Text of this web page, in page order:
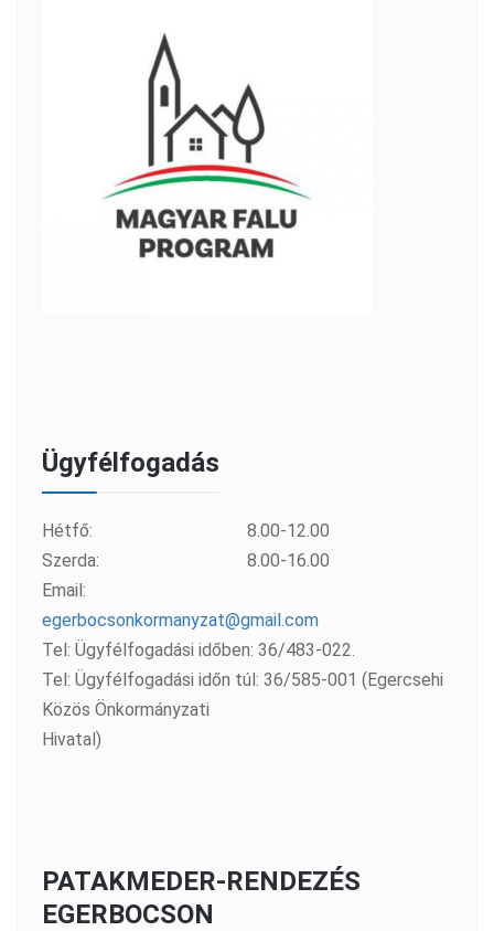
Ügyfélfogadás
Hétfő:
8.00-12.00
Szerda:
8.00-16.00
Email:
egerbocsonkormanyzat@gmail.com
Tel: Ügyfélfogadási időben: 36/483-022.
Tel: Ügyfélfogadási időn túl: 36/585-001 (Egercsehi
Közös Önkormányzati
Hivatal)
PATAKMEDER-RENDEZÉS
EGERBOCSON